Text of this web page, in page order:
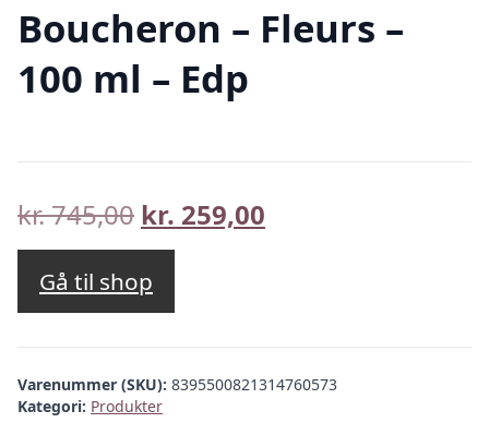
Boucheron – Fleurs –
100 ml – Edp
kr.745,00 Den
oprindelige
pris
var:
kr. 745,00.
kr. 259,00
kr. 259,00.
Gå til shop
Varenummer (SKU): 8395500821314760573
Kategori: Produkter